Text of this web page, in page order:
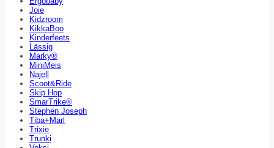
Joie
Kidzroom
KikkaBoo
Kinderfeets
Lässig
Marky®
MiniMeis
Najell
Scoot&Ride
Skip Hop
SmarTrike®
Stephen Joseph
Tiba+Marl
Trixie
Trunki